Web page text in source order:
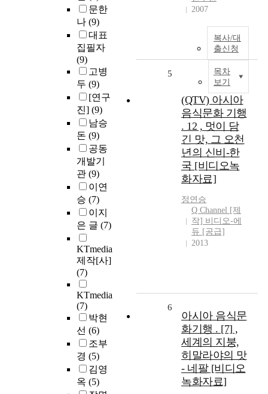
문한
나 (9)
대표
집필자
(9)
고병
두 (9)
[연구
진] (9)
남승
돈 (9)
공동
개발기
관 (9)
이연
승 (7)
이지
은 글 (7)
KTmedia
제작[사]
(7)
KTmedia
(7)
박현
선 (6)
조부
경 (5)
김영
옥 (5)
2007
복사/대
출신청
목차
보기
5
(QTV) 아시아
음식문화 기행
. 12 , 멋이 담
긴 맛, 그 오천
년의 신비-한
국 [비디오녹
화자료]
정연승
Q Channel [제
작] 비디오-에
듀 [공급]
2013
6
아시아 음식문
화기행 . [7] ,
세계의 지붕,
히말라야의 맛
- 네팔 [비디오
녹화자료]